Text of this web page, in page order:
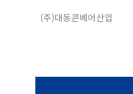
(주)대동콘베어산업